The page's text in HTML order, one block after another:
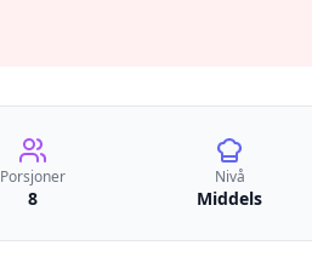
Porsjoner
8
Nivå
Middels